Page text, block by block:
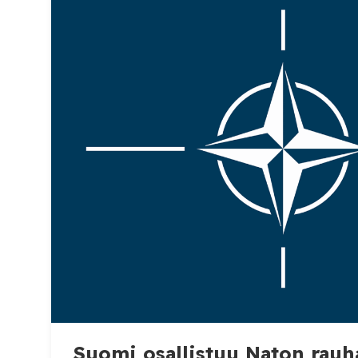
Suomi osallistuu Naton